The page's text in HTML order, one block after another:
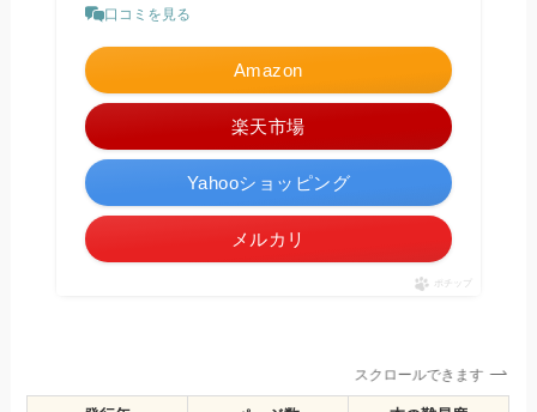
口コミを見る
Amazon
楽天市場
Yahooショッピング
メルカリ
ポチップ
スクロールできます